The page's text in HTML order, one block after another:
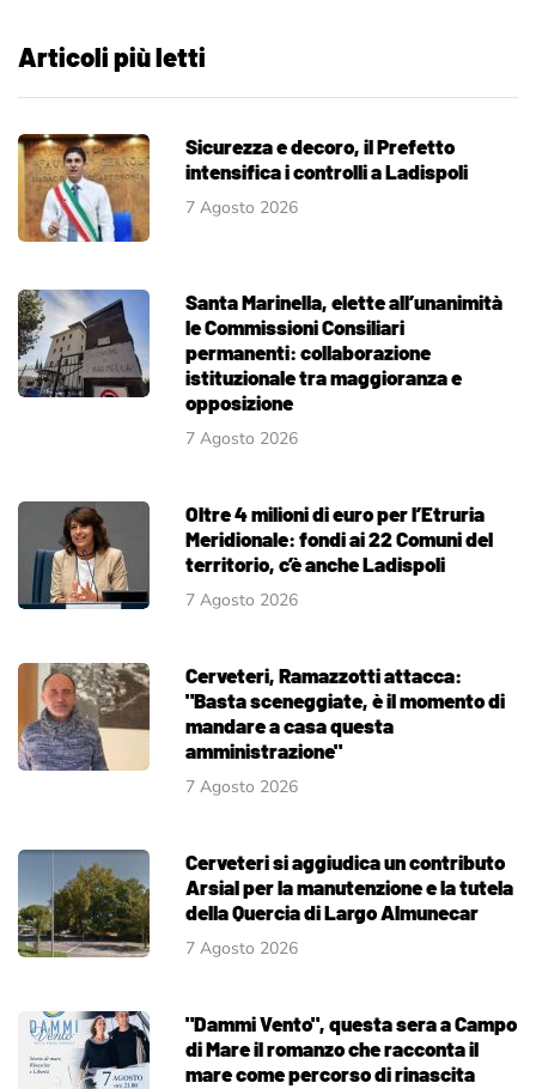
Articoli più letti
Sicurezza e decoro, il Prefetto
intensifica i controlli a Ladispoli
7 Agosto 2026
Santa Marinella, elette all’unanimità
le Commissioni Consiliari
permanenti: collaborazione
istituzionale tra maggioranza e
opposizione
7 Agosto 2026
Oltre 4 milioni di euro per l’Etruria
Meridionale: fondi ai 22 Comuni del
territorio, c’è anche Ladispoli
7 Agosto 2026
Cerveteri, Ramazzotti attacca:
"Basta sceneggiate, è il momento di
mandare a casa questa
amministrazione"
7 Agosto 2026
Cerveteri si aggiudica un contributo
Arsial per la manutenzione e la tutela
della Quercia di Largo Almunecar
7 Agosto 2026
"Dammi Vento", questa sera a Campo
di Mare il romanzo che racconta il
mare come percorso di rinascita